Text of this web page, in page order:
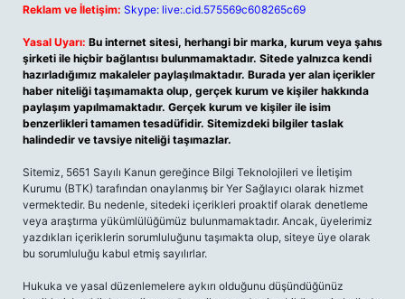
Reklam ve İletişim: Skype: live:.cid.575569c608265c69
Yasal Uyarı: Bu internet sitesi, herhangi bir marka, kurum veya şahıs
şirketi ile hiçbir bağlantısı bulunmamaktadır. Sitede yalnızca kendi
hazırladığımız makaleler paylaşılmaktadır. Burada yer alan içerikler
haber niteliği taşımamakta olup, gerçek kurum ve kişiler hakkında
paylaşım yapılmamaktadır. Gerçek kurum ve kişiler ile isim
benzerlikleri tamamen tesadüfidir. Sitemizdeki bilgiler taslak
halindedir ve tavsiye niteliği taşımazlar.
Sitemiz, 5651 Sayılı Kanun gereğince Bilgi Teknolojileri ve İletişim
Kurumu (BTK) tarafından onaylanmış bir Yer Sağlayıcı olarak hizmet
vermektedir. Bu nedenle, sitedeki içerikleri proaktif olarak denetleme
veya araştırma yükümlülüğümüz bulunmamaktadır. Ancak, üyelerimiz
yazdıkları içeriklerin sorumluluğunu taşımakta olup, siteye üye olarak
bu sorumluluğu kabul etmiş sayılırlar.
Hukuka ve yasal düzenlemelere aykırı olduğunu düşündüğünüz